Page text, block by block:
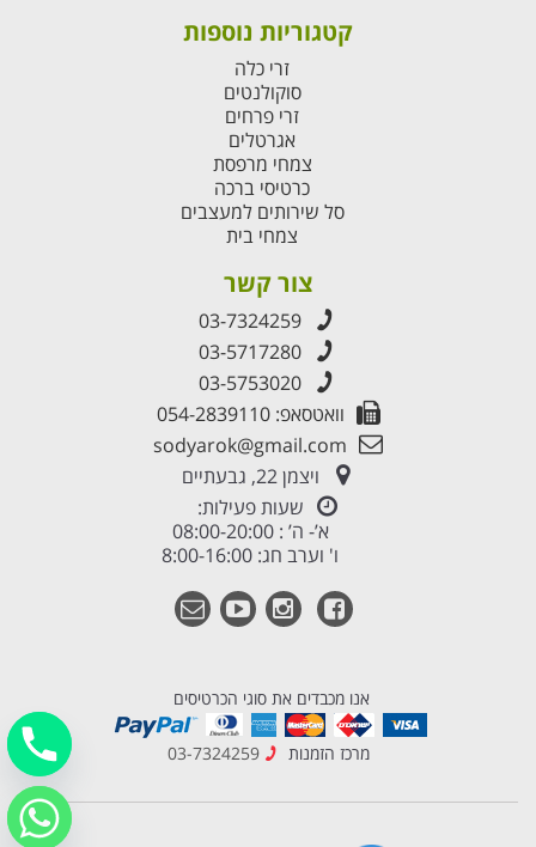
קטגוריות נוספות
זרי כלה
סוקולנטים
זרי פרחים
אגרטלים
צמחי מרפסת
כרטיסי ברכה
סל שירותים למעצבים
צמחי בית
צור קשר
03-7324259
03-5717280
03-5753020
וואטסאפ: 054-2839110
sodyarok@gmail.com
ויצמן 22, גבעתיים
שעות פעילות:
א’- ה’ : 08:00-20:00
ו' וערב חג: 8:00-16:00
אנו מכבדים את סוגי הכרטיסים
מרכז הזמנות 03-7324259